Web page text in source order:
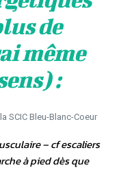
de
même
:
SCIC Bleu-Blanc-Coeur
– cf escaliers
à pied dès que